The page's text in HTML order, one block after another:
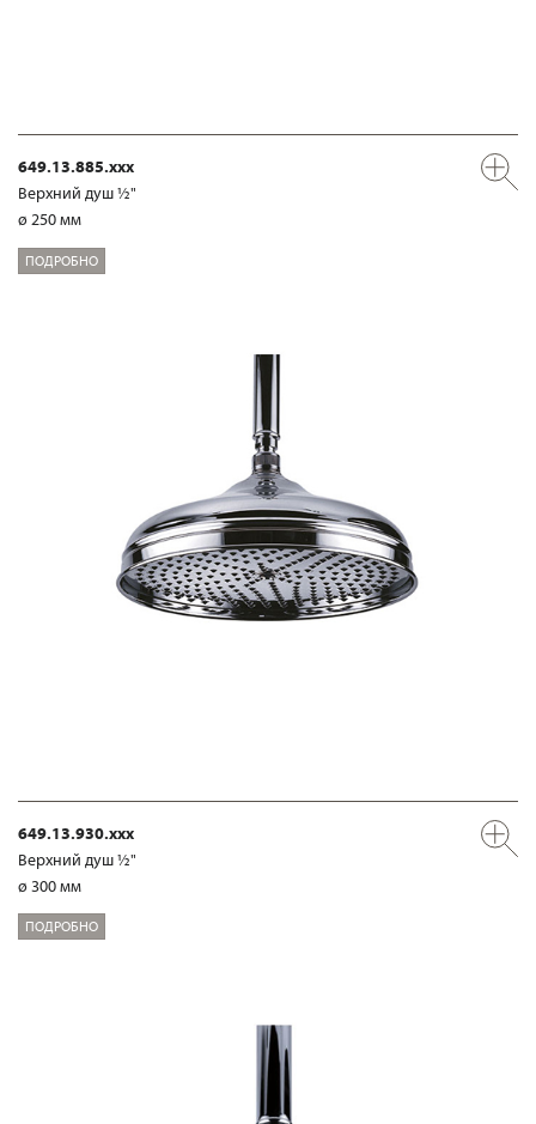
649.13.885.xxx
Верхний душ ½"
ø 250 мм
ПОДРОБНО
649.13.930.xxx
Верхний душ ½"
ø 300 мм
ПОДРОБНО